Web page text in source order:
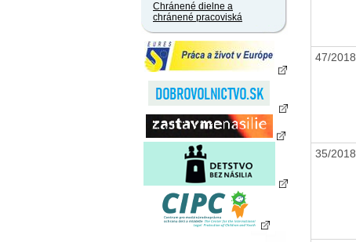
Chránené dielne a
chránené pracoviská
47/2018
35/2018